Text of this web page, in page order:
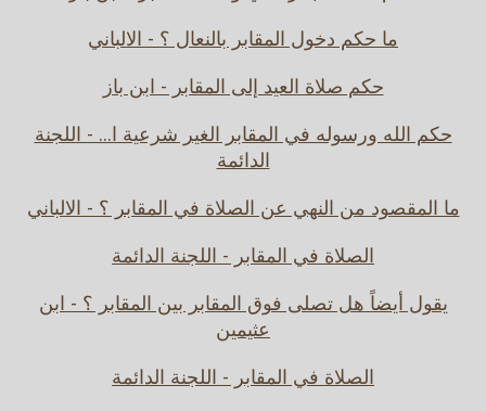
ما حكم دخول المقابر بالنعال ؟ - الالباني
حكم صلاة العيد إلى المقابر - ابن باز
حكم الله ورسوله في المقابر الغير شرعية ا... - اللجنة
الدائمة
ما المقصود من النهي عن الصلاة في المقابر ؟ - الالباني
الصلاة في المقابر - اللجنة الدائمة
يقول أيضاً هل تصلى فوق المقابر بين المقابر ؟ - ابن
عثيمين
الصلاة في المقابر - اللجنة الدائمة